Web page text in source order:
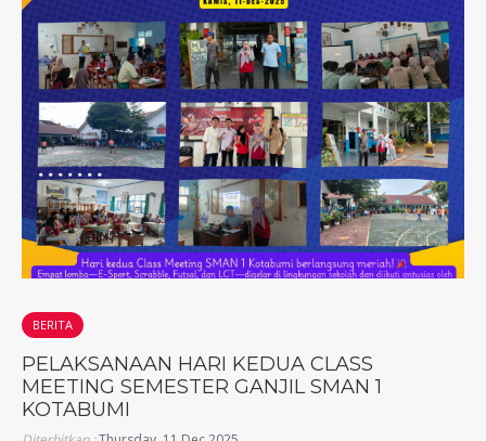
BERITA
PELAKSANAAN HARI KEDUA CLASS
MEETING SEMESTER GANJIL SMAN 1
KOTABUMI